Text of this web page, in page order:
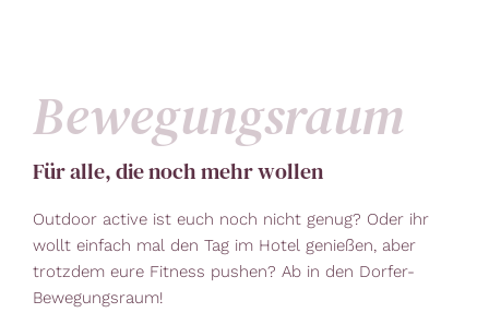
Bewegungsraum
Für alle, die noch mehr wollen
Outdoor active ist euch noch nicht genug? Oder ihr
wollt einfach mal den Tag im Hotel genießen, aber
trotzdem eure Fitness pushen? Ab in den Dorfer-
Bewegungsraum!